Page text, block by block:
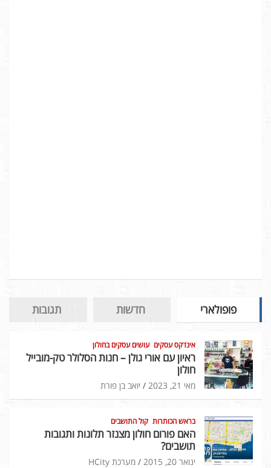
פופולארי חדשות תגובות
אינדקס עסקים עושים עסקים בחולון
ראיון עם אורי גולן – חנות הסלולר טק-מובייל
חולון
מאי 21, 2023 יואב בן פורת
בראש הכותרות קול התושבים
האם פורום חולון מצנזר תלונות ותגובות
תושבים?
ינואר 20, 2015 מערכת HCity